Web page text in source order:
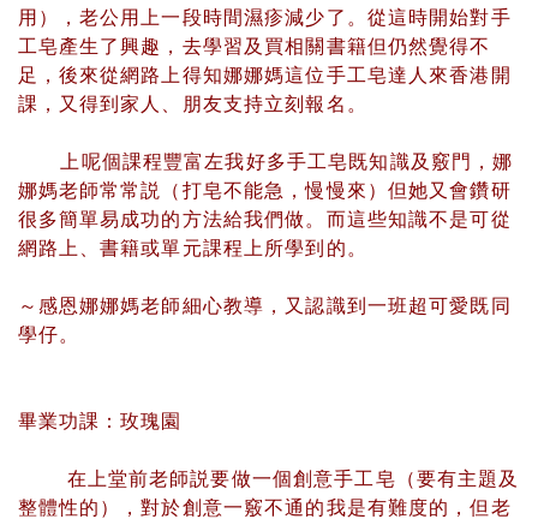
用），老公用上一段時間濕疹減少了。從這時開始對手
工皂產生了興趣，去學習及買相關書籍但仍然覺得不
足，後來從網路上得知娜娜媽這位手工皂達人來香港開
課，又得到家人、朋友支持立刻報名。
上呢個課程豐富左我好多手工皂既知識及竅門，娜
娜媽老師常常説（打皂不能急，慢慢來）但她又會鑽研
很多簡單易成功的方法給我們做。而這些知識不是可從
網路上、書籍或單元課程上所學到的。
～感恩娜娜媽老師細心教導，又認識到一班超可愛既同
學仔。
畢業功課：玫瑰園
在上堂前老師説要做一個創意手工皂（要有主題及
整體性的），對於創意一竅不通的我是有難度的，但老